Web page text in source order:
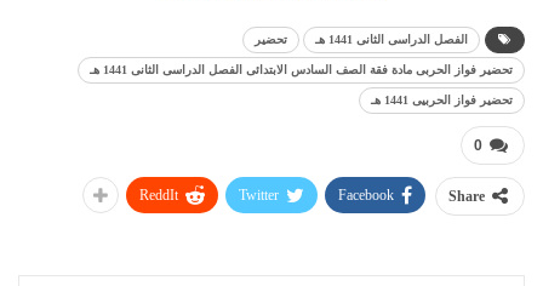
الفصل الدراسى الثانى 1441 هـ تحضير
تحضير فواز الحربى مادة فقة الصف السادس الابتدائى الفصل الدراسى الثانى 1441 هـ
تحضير فواز الحربيى 1441 هـ
0
Share
Facebook
Twitter
ReddIt